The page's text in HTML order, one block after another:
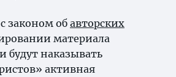
законом об авторских
материала
будут наказывать
активная